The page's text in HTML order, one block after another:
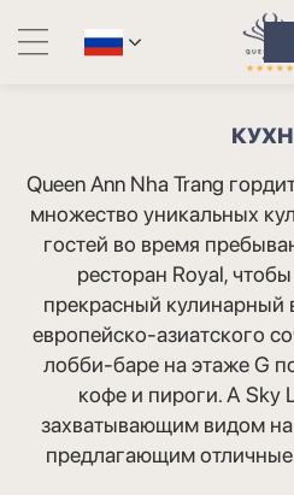
Queen Ann Nha Trang
множество уникальных
гостей во время
ресторан Royal,
прекрасный
европейско-азиатского
лобби-баре на этаже G
кофе и пироги. А Sky
захватывающим видом
предлагающим отличные